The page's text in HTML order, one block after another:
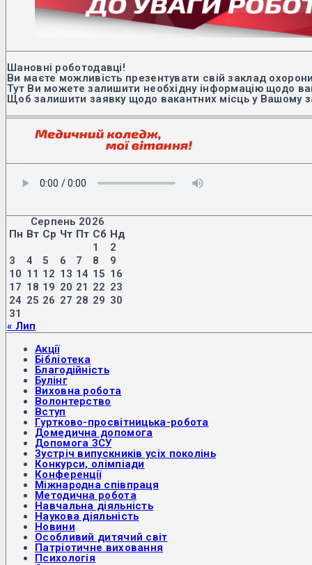
Шановні роботодавці!
Ви маєте можливість презентувати свій заклад
Тут Ви можете залишити необхідну інформацію щодо
Щоб залишити заявку щодо вакантних місць у Вашому
Серпень 2026
Пн Вт Ср Чт Пт Сб Нд
1
2
3
4 5 6 7 8
9
10 11 12 13 14 15 16
17 18 19 20 21 22 23
24 25 26 27 28 29 30
31
« Лип
Акції
Бібліотека
Благодійність
Булінг
Виховна робота
Волонтерство
Вступ
Гуртково-просвітницька-робота
Домедична допомога
Допомога ЗСУ
Зустріч випускників усіх поколінь
Конкурси, олімпіади
Конференції
Міжнародна співпраця
Методична робота
Навчальна діяльність
Наукова діяльність
Новини
Особливий дитячий світ
Патріотичне виховання
Психологія